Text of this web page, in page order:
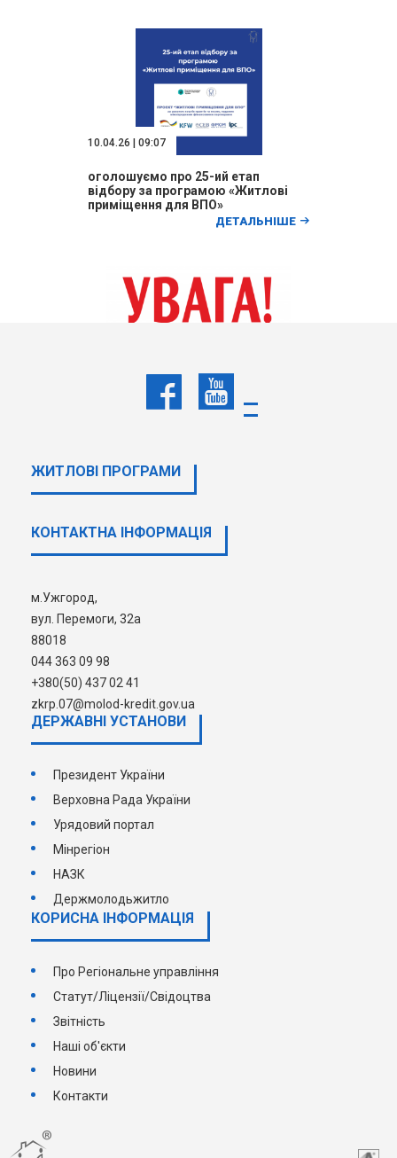
10.04.26 | 09:07
оголошуємо про 25-ий етап
відбору за програмою «Житлові
приміщення для ВПО»
ДЕТАЛЬНІШЕ
04.03.26 | 17:25
Важливо для кандидатів у
1 2 3
ЖИТЛОВІ ПРОГРАМИ
КОНТАКТНА ІНФОРМАЦІЯ
м.Ужгород,
вул. Перемоги, 32а
88018
044 363 09 98
+380(50) 437 02 41
zkrp.07@molod-kredit.gov.ua
ДЕРЖАВНI УСТАНОВИ
Президент України
Верховна Рада України
Урядовий портал
Мінрегіон
НАЗК
Держмолодьжитло
КОРИСНА ІНФОРМАЦІЯ
Про Регіональне управління
Статут/Ліцензії/Свідоцтва
Звітність
Наші об'єкти
Новини
Контакти